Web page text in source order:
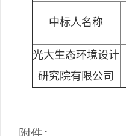
中标人名称
光大生态环境设计
研究院有限公司